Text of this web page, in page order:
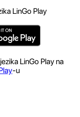
LinGo Play
LinGo Play na
-u